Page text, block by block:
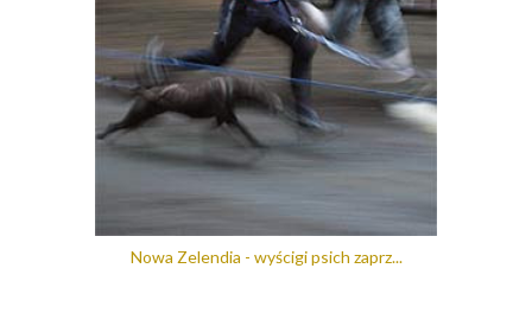
Nowa Zelendia - wyścigi psich zaprz...